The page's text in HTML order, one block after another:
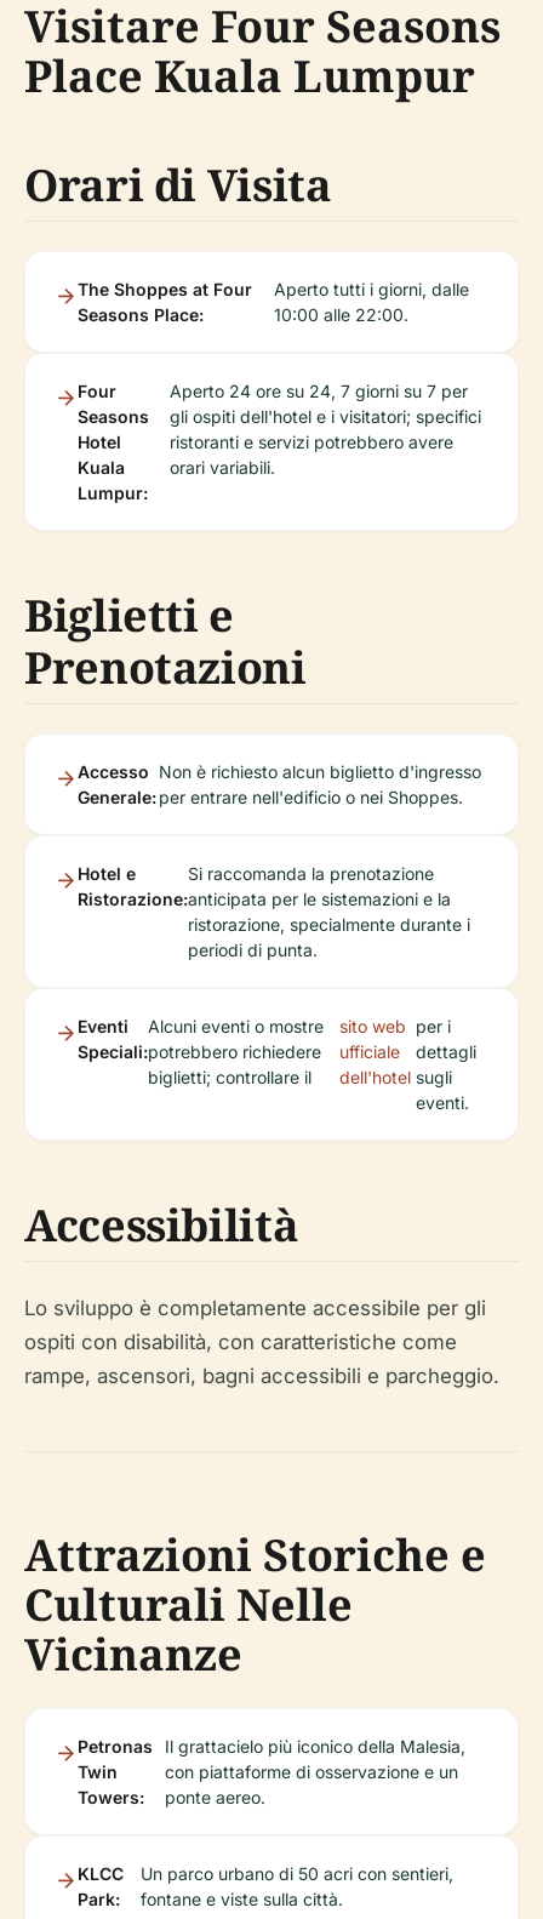
Visitare Four Seasons
Place Kuala Lumpur
Orari di Visita
The Shoppes at Four
Seasons Place:
Aperto tutti i giorni, dalle
10:00 alle 22:00.
Four
Seasons
Hotel
Kuala
Lumpur:
Aperto 24 ore su 24, 7 giorni su 7 per
gli ospiti dell'hotel e i visitatori; specifici
ristoranti e servizi potrebbero avere
orari variabili.
Biglietti e
Prenotazioni
Accesso
Generale:
Non è richiesto alcun biglietto d'ingresso
per entrare nell'edificio o nei Shoppes.
Hotel e
Ristorazione:
Si raccomanda la prenotazione
anticipata per le sistemazioni e la
ristorazione, specialmente durante i
periodi di punta.
Eventi
Speciali:
Alcuni eventi o mostre
potrebbero richiedere
biglietti; controllare il
sito web
ufficiale
dell'hotel
per i
dettagli
sugli
eventi.
Accessibilità
Lo sviluppo è completamente accessibile per gli
ospiti con disabilità, con caratteristiche come
rampe, ascensori, bagni accessibili e parcheggio.
Attrazioni Storiche e
Culturali Nelle
Vicinanze
Petronas
Twin
Towers:
Il grattacielo più iconico della Malesia,
con piattaforme di osservazione e un
ponte aereo.
KLCC
Park:
Un parco urbano di 50 acri con sentieri,
fontane e viste sulla città.